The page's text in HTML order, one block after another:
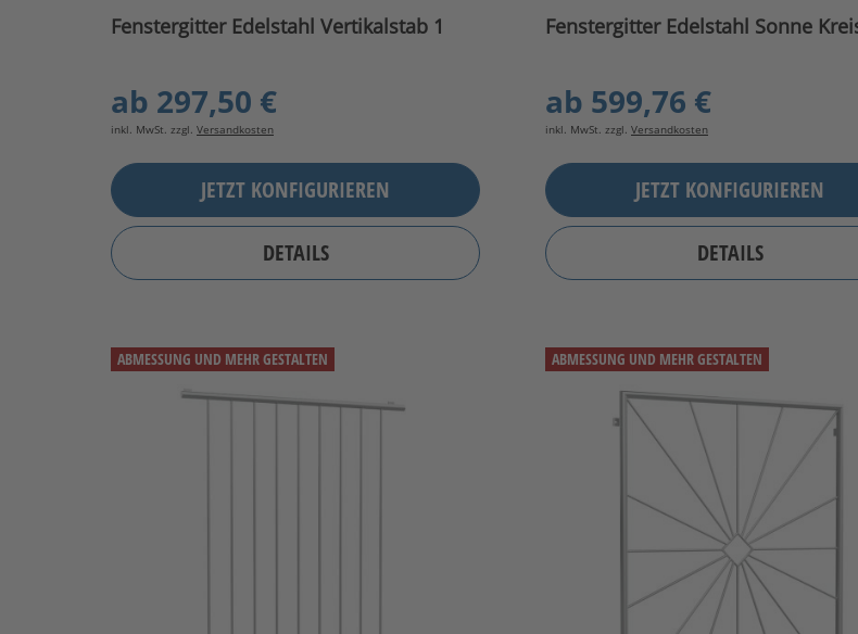
Fenstergitter Edelstahl Vertikalstab 1
ab 297,50 €
inkl. MwSt. zzgl. Versandkosten
JETZT KONFIGURIEREN
DETAILS
Fenstergitter Edelstahl Sonne
ab 599,76 €
inkl. MwSt. zzgl. Versandkosten
JETZT KONFIGURIEREN
DETAILS
ABMESSUNG UND MEHR GESTALTEN ABMESSUNG UND MEHR GESTALTEN